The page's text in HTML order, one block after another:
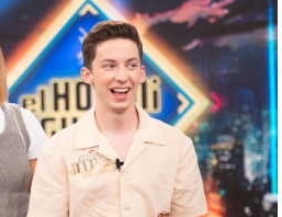
y Andrew Barth
las formas del amor
"El morreo matutino..."